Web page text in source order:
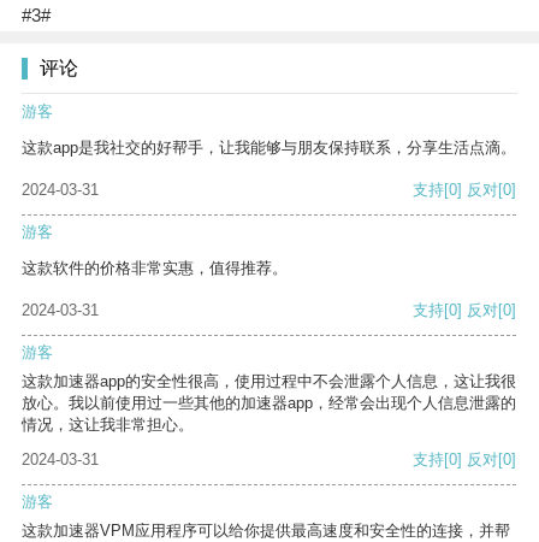
#3#
评论
游客
这款app是我社交的好帮手，让我能够与朋友保持联系，分享生活点滴。
2024-03-31 支持[0] 反对[0]
游客
这款软件的价格非常实惠，值得推荐。
2024-03-31 支持[0] 反对[0]
游客
这款加速器app的安全性很高，使用过程中不会泄露个人信息，这让我很
放心。我以前使用过一些其他的加速器app，经常会出现个人信息泄露的
情况，这让我非常担心。
2024-03-31
支持[0] 反对[0]
游客
这款加速器VPM应用程序可以给你提供最高速度和安全性的连接，并帮